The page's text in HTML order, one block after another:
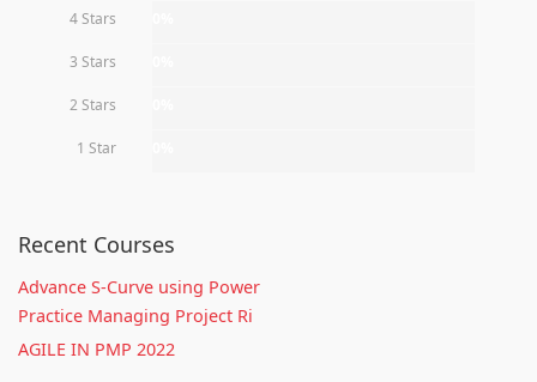
4 Stars
3 Stars
2 Stars
1 Star
Recent Courses
Advance S-Curve using Power
Practice Managing Project Ri
AGILE IN PMP 2022